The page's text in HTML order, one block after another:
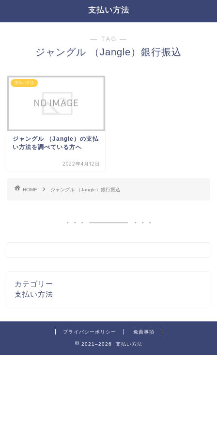
支払い方法
― TAG ―
ジャングル （Jangle）銀行振込
支払い方法
ジャングル （Jangle）の支払
い方法を調べている方へ
2022年4月12日
HOME ジャングル （Jangle）銀行振込
カテゴリー
支払い方法
プライバシーポリシー 免責事項
2021–2026 支払い方法